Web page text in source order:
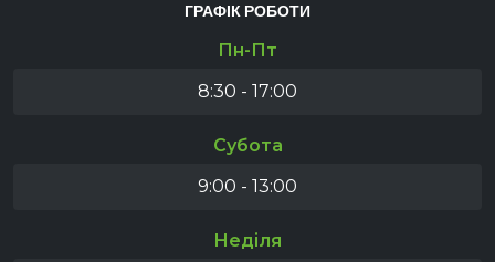
ГРАФІК РОБОТИ
Пн-Пт
8:30 - 17:00
Субота
9:00 - 13:00
Неділя